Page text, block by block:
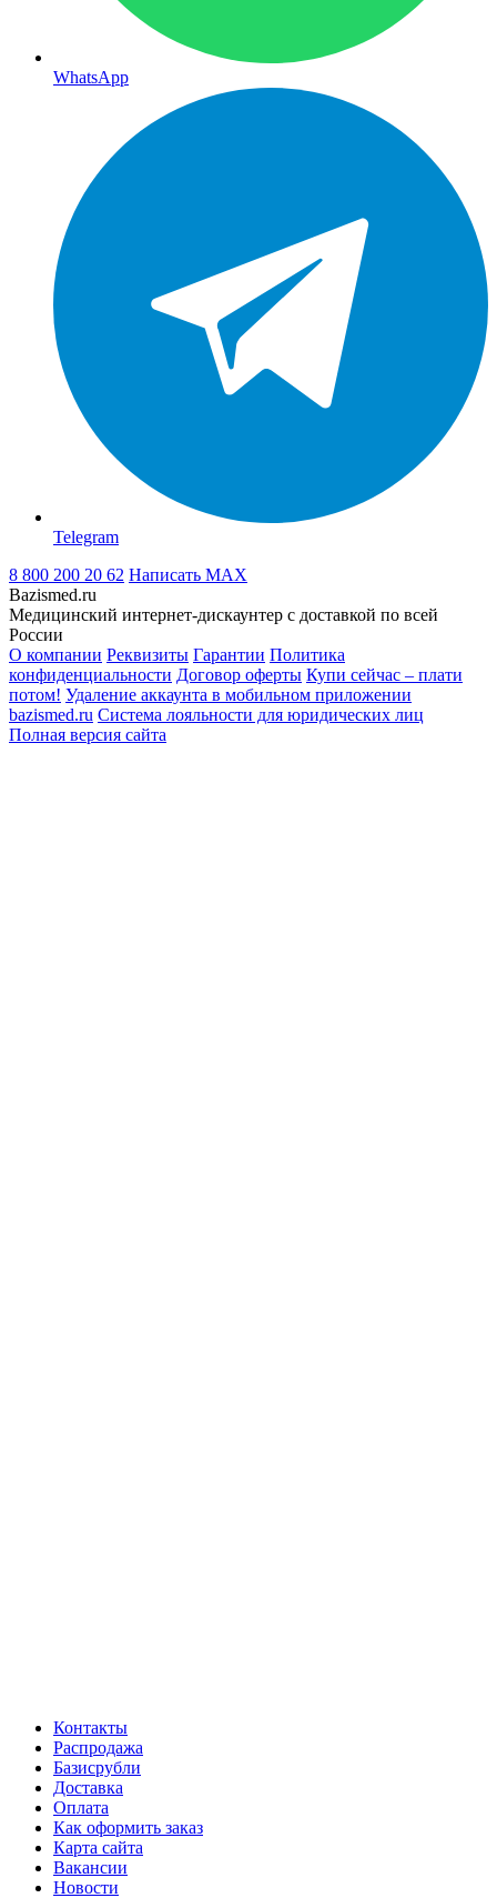
WhatsApp
Telegram
8 800 200 20 62 Написать MAX
Bazismed.ru
Медицинский интернет-дискаунтер с доставкой по всей
России
О компании Реквизиты Гарантии Политика
конфиденциальности Договор оферты Купи сейчас – плати
потом! Удаление аккаунта в мобильном приложении
bazismed.ru Система лояльности для юридических лиц
Полная версия сайта
Контакты
Распродажа
Базисрубли
Доставка
Оплата
Как оформить заказ
Карта сайта
Вакансии
Новости